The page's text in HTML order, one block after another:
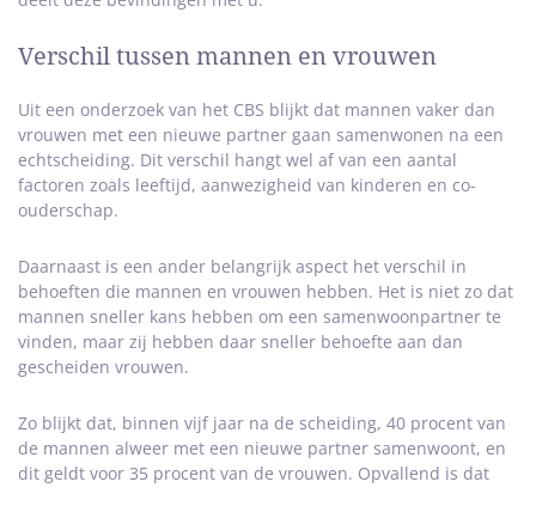
Verschil tussen mannen en vrouwen
Uit een onderzoek van het CBS blijkt dat mannen vaker dan
vrouwen met een nieuwe partner gaan samenwonen na een
echtscheiding. Dit verschil hangt wel af van een aantal
factoren zoals leeftijd, aanwezigheid van kinderen en co-
ouderschap.
Daarnaast is een ander belangrijk aspect het verschil in
behoeften die mannen en vrouwen hebben. Het is niet zo dat
mannen sneller kans hebben om een samenwoonpartner te
vinden, maar zij hebben daar sneller behoefte aan dan
gescheiden vrouwen.
Zo blijkt dat, binnen vijf jaar na de scheiding, 40 procent van
de mannen alweer met een nieuwe partner samenwoont, en
dit geldt voor 35 procent van de vrouwen. Opvallend is dat